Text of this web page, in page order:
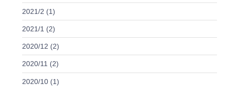
2021/2 (1)
2021/1 (2)
2020/12 (2)
2020/11 (2)
2020/10 (1)